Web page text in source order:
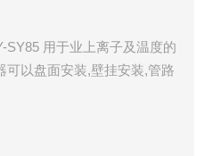
SY85 用于业上离子及温度的
可以盘面安装,壁挂安装,管路
为5A/250VAC或5A/30VDC